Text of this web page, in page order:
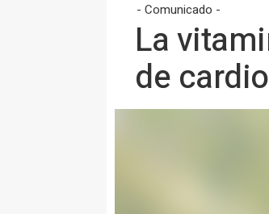
- Comunicado -
La
de